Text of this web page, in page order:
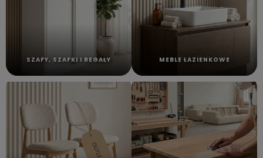
SZAFY, SZAFKI I REGAŁY MEBLE ŁAZIENKOWE